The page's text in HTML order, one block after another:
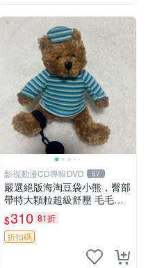
影視動漫CD專輯DVD 57
嚴選絕版海淘豆袋小熊，臀部
帶特大顆粒超級舒壓 毛毛摸
起來格外順滑適合收藏 100%
棉質 豆袋枕 豆袋、抱枕、小
熊
$310 81折
折扣碼